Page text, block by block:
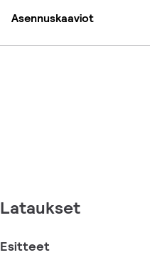
Asennuskaaviot
Lataukset
Esitteet